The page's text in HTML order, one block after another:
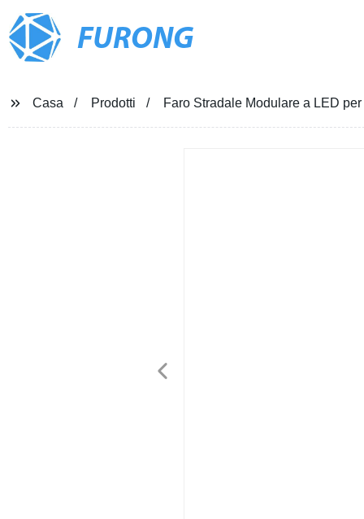
FURONG
Casa Prodotti Faro Stradale Modulare a LED